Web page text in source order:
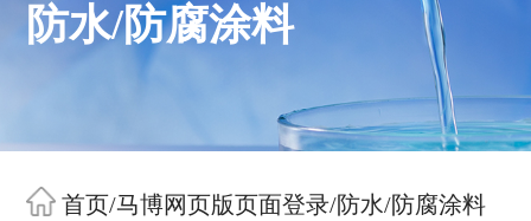
防水/防腐涂料
首页/马博网页版页面登录/防水/防腐涂料